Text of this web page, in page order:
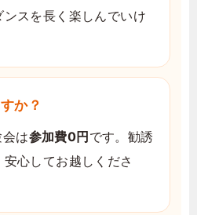
スを長く楽しんでいけ
か？
は参加費0円です。勧誘
心してお越しくださ